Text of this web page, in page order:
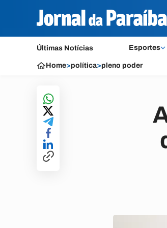
Últimas Notícias Esportes
Home>política>pleno poder